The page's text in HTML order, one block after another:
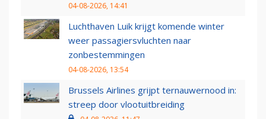
04-08-2026, 14:41
Luchthaven Luik krijgt komende winter
weer passagiersvluchten naar
zonbestemmingen
04-08-2026, 13:54
Brussels Airlines grijpt ternauwernood in:
streep door vlootuitbreiding